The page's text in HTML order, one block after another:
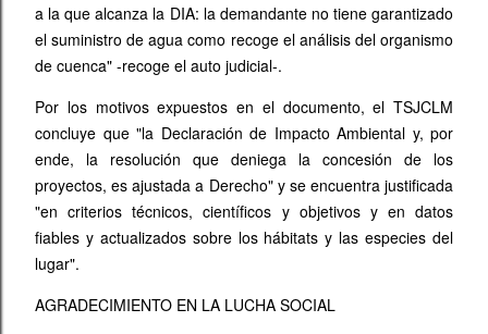
a la que alcanza la DIA: la demandante no tiene garantizado
el suministro de agua como recoge el análisis del organismo
de cuenca" -recoge el auto judicial-.
Por los motivos expuestos en el documento, el TSJCLM
concluye que "la Declaración de Impacto Ambiental y, por
ende, la resolución que deniega la concesión de los
proyectos, es ajustada a Derecho" y se encuentra justificada
"en criterios técnicos, científicos y objetivos y en datos
fiables y actualizados sobre los hábitats y las especies del
lugar".
AGRADECIMIENTO EN LA LUCHA SOCIAL